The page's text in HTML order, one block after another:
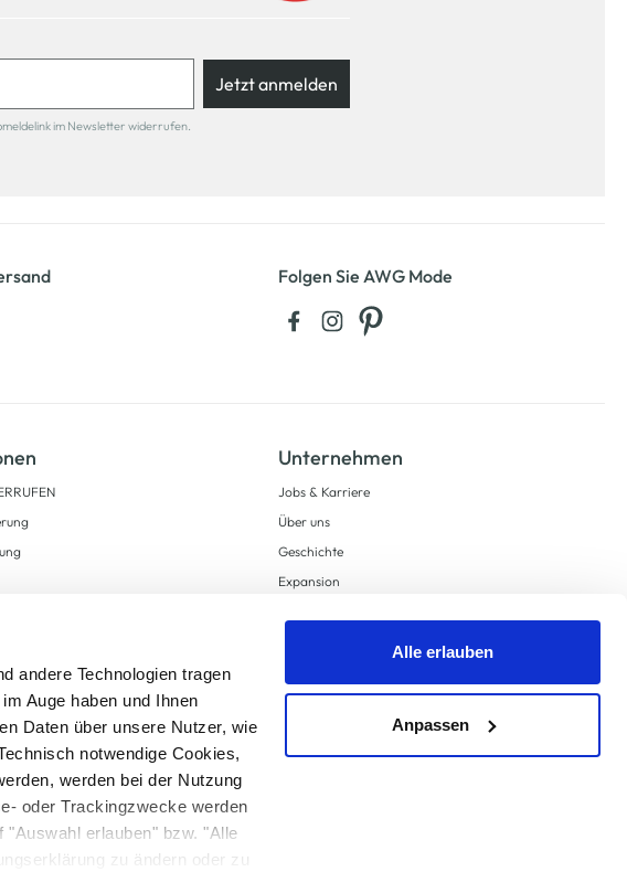
andere Technologien tragen
Auge haben und Ihnen
Daten über unsere Nutzer, wie
notwendige Cookies,
werden bei der Nutzung
oder Trackingzwecke werden
erlauben" bzw. "Alle
zu ändern oder zu
Alle erlauben
Anpassen
Jetzt anmelden
im Newsletter widerrufen.
Folgen Sie AWG Mode
Unternehmen
Jobs & Karriere
Über uns
Geschichte
Expansion
Barrierefreiheit